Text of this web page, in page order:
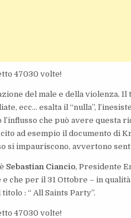
47030 volte!
del male e della violenza.
ecc… esalta il “nulla”,
che può avere questa
ad esempio il documento di
si impauriscono, avvertono
Sebastian Ciancio, Presidente
e che per il 31 Ottobre – in
: “ All Saints Party”.
47030 volte!